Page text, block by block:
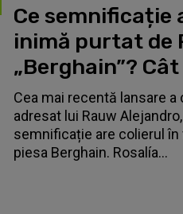
Ce semnificație
inimă purtat de
„Berghain”?
Cea mai recentă lansare
adresat lui Rauw
semnificație are colierul
piesa Berghain. Rosalía...